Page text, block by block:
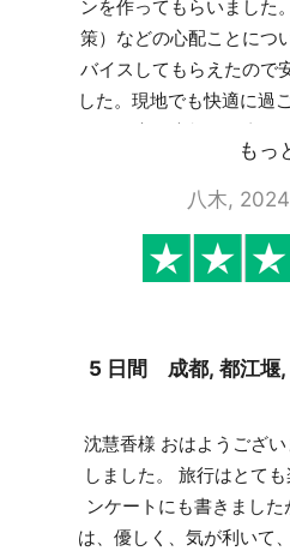
ンを作ってもらいました
策）などの心配ことにつ
バイスしてもらえたので
した。現地でも快適に過
うれしかっ
もっ
八木, 2024
5 日間 成都, 都江堰,
沈慧香様 おはようござ
しました。 旅行はとて
ンケートにも書きまし
は、優しく、気が利いて